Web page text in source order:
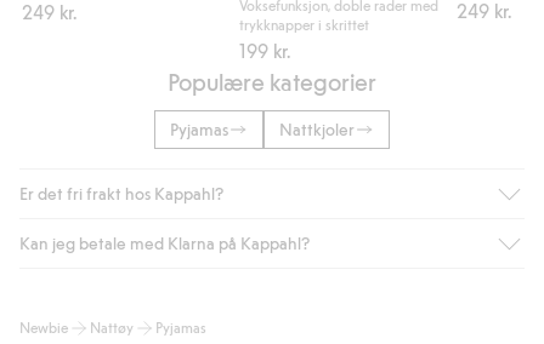
249 kr.
Voksefunksjon, doble rader med
trykknapper i skrittet
199 kr.
249 kr.
Populære kategorier
Pyjamas Nattkjoler
Er det fri frakt hos Kappahl?
Som medlem i Kappahl Club har du alltid gratis frakt til butikk,
automatisk etter at du har logget inn og er identifisert som
Kan jeg betale med Klarna på Kappahl?
og andre betalingsmåter.
Newbie Nattøy Pyjamas